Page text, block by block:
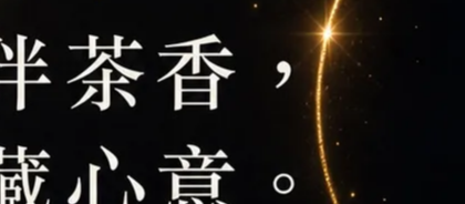
高度加上充沛的雨量，環境非常適合茶樹生長，為知名
鹿谷鄉鳳凰山，終年雲霧飄渺、山嵐裊繞，山間林相優美
口微微炭火味、茶韻甘醇清甜，是具代表性的臺灣茶品